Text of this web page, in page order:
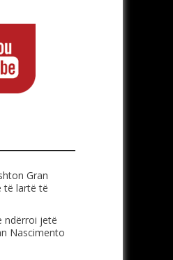
Gran
të lartë të
ndërroi jetë
Nascimento